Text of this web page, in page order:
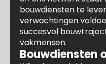
bouwdiensten te
verwachtingen
succesvol
vakmensen.
Bouwdiensten